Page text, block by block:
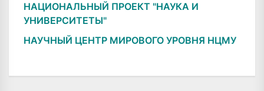
НАЦИОНАЛЬНЫЙ ПРОЕКТ "НАУКА И
УНИВЕРСИТЕТЫ"
НАУЧНЫЙ ЦЕНТР МИРОВОГО УРОВНЯ НЦМУ